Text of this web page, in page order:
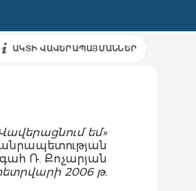
ԱԿՏԻ ՎԱՎԵՐԱՊԱՅՄԱՆՆԵՐ
եմ»
Ռ. Քոչարյան
2006 թ.